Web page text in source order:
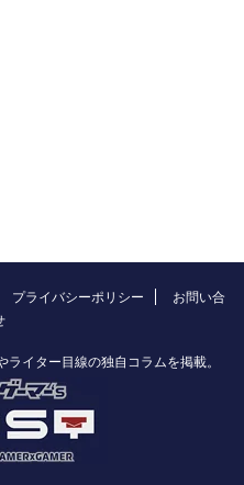
プライバシーポリシー
お問い合
イター目線の独自コラムを掲載。